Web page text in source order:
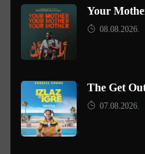
Your
08.08.2026.
The Get
07.08.2026.